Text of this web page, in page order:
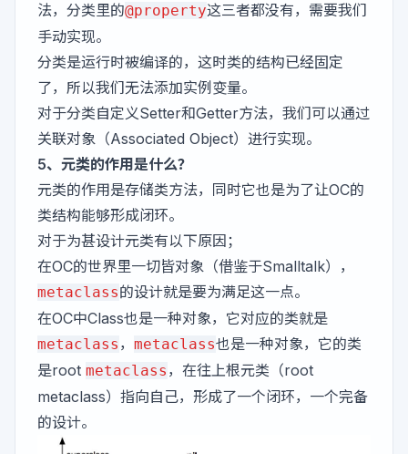
法，分类里的@property这三者都没有，需要我们
手动实现。
分类是运行时被编译的，这时类的结构已经固定
了，所以我们无法添加实例变量。
对于分类自定义Setter和Getter方法，我们可以通过
关联对象（Associated Object）进行实现。
5、元类的作用是什么？
元类的作用是存储类方法，同时它也是为了让OC的
类结构能够形成闭环。
对于为甚设计元类有以下原因；
在OC的世界里一切皆对象（借鉴于Smalltalk），
metaclass的设计就是要为满足这一点。
在OC中Class也是一种对象，它对应的类就是
metaclass ， metaclass也是一种对象，它的类
是root metaclass ，在往上根元类（root
metaclass）指向自己，形成了一个闭环，一个完备
的设计。